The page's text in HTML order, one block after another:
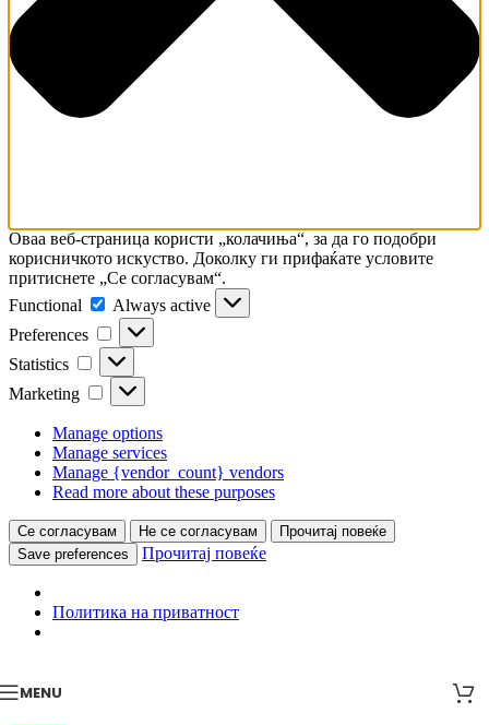
Оваа веб-страница користи „колачиња“, за да го подобри
корисничкото искуство. Доколку ги прифаќате условите
притиснете „Се согласувам“.
Functional
Always active
Preferences
Statistics
Marketing
Manage options
Manage services
Manage {vendor_count} vendors
Read more about these purposes
Се согласувам Не се согласувам
Прочитај повеќе
Save preferences
Прочитај повеќе
Политика на приватност
MENU